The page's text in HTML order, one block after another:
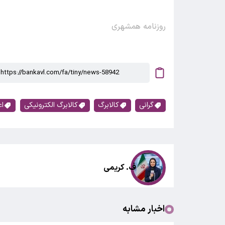
روزنامه همشهری
گرانی کالابرگ کالابرگ الکترونیکی
ف. کریمی
اخبار مشابه